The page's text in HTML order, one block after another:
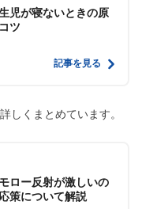
児が寝ないときの原
ツ
記事を見る
しくまとめています。
ロー反射が激しいの
策について解説